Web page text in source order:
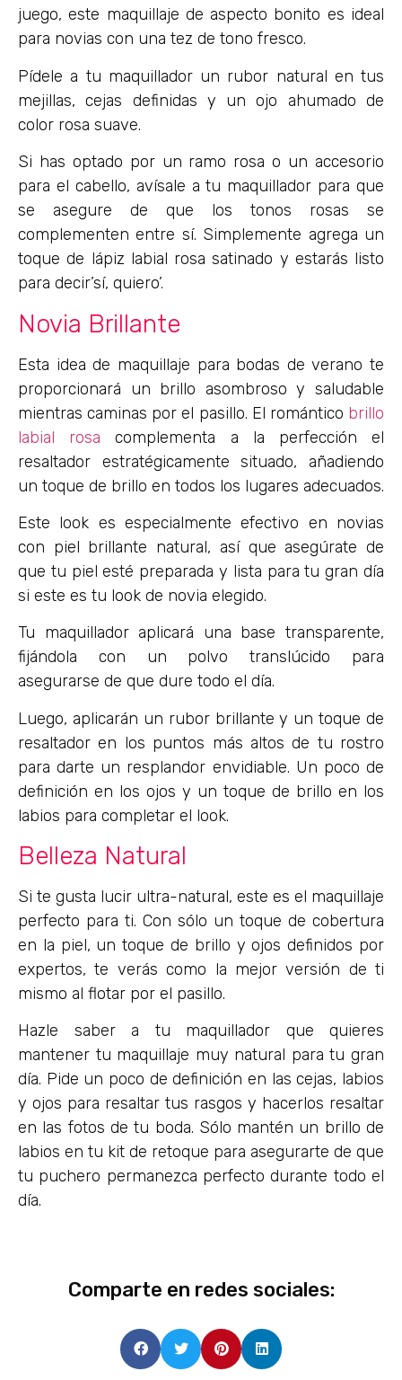
juego, este maquillaje de aspecto bonito es ideal
para novias con una tez de tono fresco.
Pídele a tu maquillador un rubor natural en tus
mejillas, cejas definidas y un ojo ahumado de
color rosa suave.
Si has optado por un ramo rosa o un accesorio
para el cabello, avísale a tu maquillador para que
se asegure de que los tonos rosas se
complementen entre sí. Simplemente agrega un
toque de lápiz labial rosa satinado y estarás listo
para decir’sí, quiero’.
Novia Brillante
Esta idea de maquillaje para bodas de verano te
proporcionará un brillo asombroso y saludable
mientras caminas por el pasillo. El romántico brillo
labial rosa complementa a la perfección el
resaltador estratégicamente situado, añadiendo
un toque de brillo en todos los lugares adecuados.
Este look es especialmente efectivo en novias
con piel brillante natural, así que asegúrate de
que tu piel esté preparada y lista para tu gran día
si este es tu look de novia elegido.
Tu maquillador aplicará una base transparente,
fijándola con un polvo translúcido para
asegurarse de que dure todo el día.
Luego, aplicarán un rubor brillante y un toque de
resaltador en los puntos más altos de tu rostro
para darte un resplandor envidiable. Un poco de
definición en los ojos y un toque de brillo en los
labios para completar el look.
Belleza Natural
Si te gusta lucir ultra-natural, este es el maquillaje
perfecto para ti. Con sólo un toque de cobertura
en la piel, un toque de brillo y ojos definidos por
expertos, te verás como la mejor versión de ti
mismo al flotar por el pasillo.
Hazle saber a tu maquillador que quieres
mantener tu maquillaje muy natural para tu gran
día. Pide un poco de definición en las cejas, labios
y ojos para resaltar tus rasgos y hacerlos resaltar
en las fotos de tu boda. Sólo mantén un brillo de
labios en tu kit de retoque para asegurarte de que
tu puchero permanezca perfecto durante todo el
día.
Comparte en redes sociales: